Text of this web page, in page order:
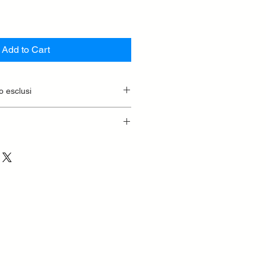
Add to Cart
esclusi